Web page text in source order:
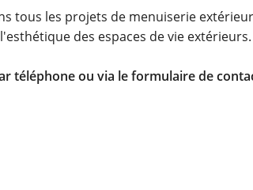
tous les projets de menuiserie
des espaces de vie extérieurs.
téléphone ou via le formulaire de